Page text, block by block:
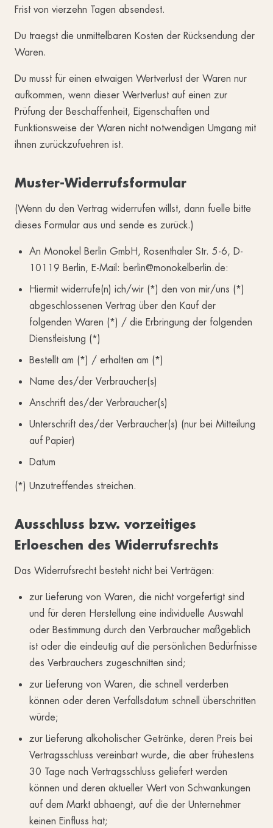
Frist von vierzehn Tagen absendest.
Du traegst die unmittelbaren Kosten der Rücksendung der
Waren.
Du musst für einen etwaigen Wertverlust der Waren nur
aufkommen, wenn dieser Wertverlust auf einen zur
Prüfung der Beschaffenheit, Eigenschaften und
Funktionsweise der Waren nicht notwendigen Umgang mit
ihnen zurückzufuehren ist.
Muster-Widerrufsformular
(Wenn du den Vertrag widerrufen willst, dann fuelle bitte
dieses Formular aus und sende es zurück.)
An Monokel Berlin GmbH, Rosenthaler Str. 5-6, D-
10119 Berlin, E-Mail: berlin@monokelberlin.de:
Hiermit widerrufe(n) ich/wir (*) den von mir/uns (*)
abgeschlossenen Vertrag über den Kauf der
folgenden Waren (*) / die Erbringung der folgenden
Dienstleistung (*)
Bestellt am (*) / erhalten am (*)
Name des/der Verbraucher(s)
Anschrift des/der Verbraucher(s)
Unterschrift des/der Verbraucher(s) (nur bei Mitteilung
auf Papier)
Datum
(*) Unzutreffendes streichen.
Ausschluss bzw. vorzeitiges
Erloeschen des Widerrufsrechts
Das Widerrufsrecht besteht nicht bei Verträgen:
zur Lieferung von Waren, die nicht vorgefertigt sind
und für deren Herstellung eine individuelle Auswahl
oder Bestimmung durch den Verbraucher maßgeblich
ist oder die eindeutig auf die persönlichen Bedürfnisse
des Verbrauchers zugeschnitten sind;
zur Lieferung von Waren, die schnell verderben
können oder deren Verfallsdatum schnell überschritten
würde;
zur Lieferung alkoholischer Getränke, deren Preis bei
Vertragsschluss vereinbart wurde, die aber frühestens
30 Tage nach Vertragsschluss geliefert werden
können und deren aktueller Wert von Schwankungen
auf dem Markt abhaengt, auf die der Unternehmer
keinen Einfluss hat;